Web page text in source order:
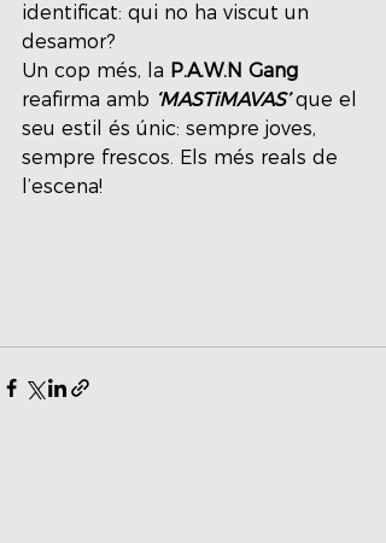
identificat: qui no ha viscut un
desamor?
Un cop més, la P.A.W.N Gang
reafirma amb ‘MASTiMAVAS’ que el
seu estil és únic: sempre joves,
sempre frescos. Els més reals de
l’escena!